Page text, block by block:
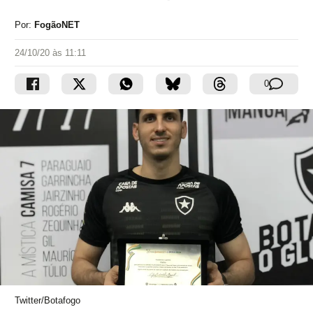
Por: FogãoNET
24/10/20 às 11:11
0
Twitter/Botafogo